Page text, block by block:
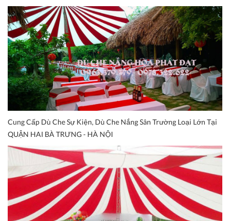
Cung Cấp Dù Che Sự Kiện, Dù Che Nắng Sân Trường Loại Lớn Tại
QUẬN HAI BÀ TRƯNG - HÀ NỘI